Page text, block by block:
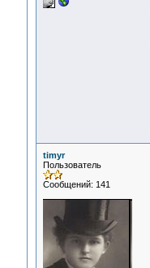
timyr
Пользователь
Сообщений: 141